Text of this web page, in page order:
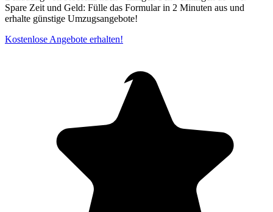
Spare Zeit und Geld: Fülle das Formular in 2 Minuten aus und
erhalte günstige Umzugsangebote!
Kostenlose Angebote erhalten!